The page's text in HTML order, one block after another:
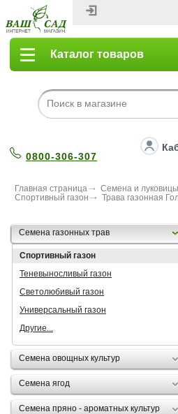
Каталог товаров
0800-306-307
Главная страница Семена и луковицы
Спортивный газон
Трава газонная
Семена газонных трав
Спортивный газон
Теневыносливый газон
Светолюбивый газон
Универсальный газон
Другие...
Семена овощных культур
Семена ягод
Семена пряно - ароматных культур